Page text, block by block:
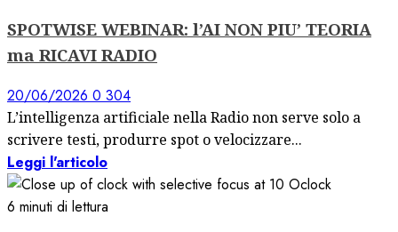
SPOTWISE WEBINAR: l’AI NON PIU’ TEORIA
ma RICAVI RADIO
20/06/2026 0 304
L’intelligenza artificiale nella Radio non serve solo a
scrivere testi, produrre spot o velocizzare...
Leggi l'articolo
6 minuti di lettura